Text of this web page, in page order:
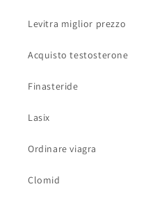
Levitra miglior prezzo
Acquisto testosterone
Finasteride
Lasix
Ordinare viagra
Clomid